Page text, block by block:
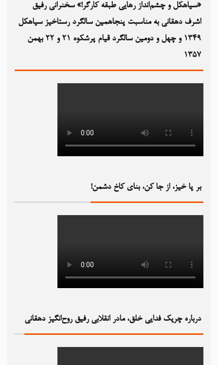
«سیاهکل و چشم‌انداز رهایی طبقه کارگر!» سخنرانی رفیق
اشرف دهقانی به مناسبت پنجاهمین سالگرد رستاخیز سیاهکل
۱۳۴۹‏ و چهل و دومین سالگرد قیام پرشکوه ۲۱ و ۲۲ بهمن
۱۳۵۷
بر پا خیز، از جا کن، بنای کاخ دشمن!‏
درباره چریک فدایی خلق، مادر انقلابی رفیق روح‌انگیز دهقانی